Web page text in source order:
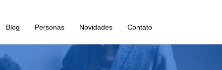
Blog Personas Novidades Contato